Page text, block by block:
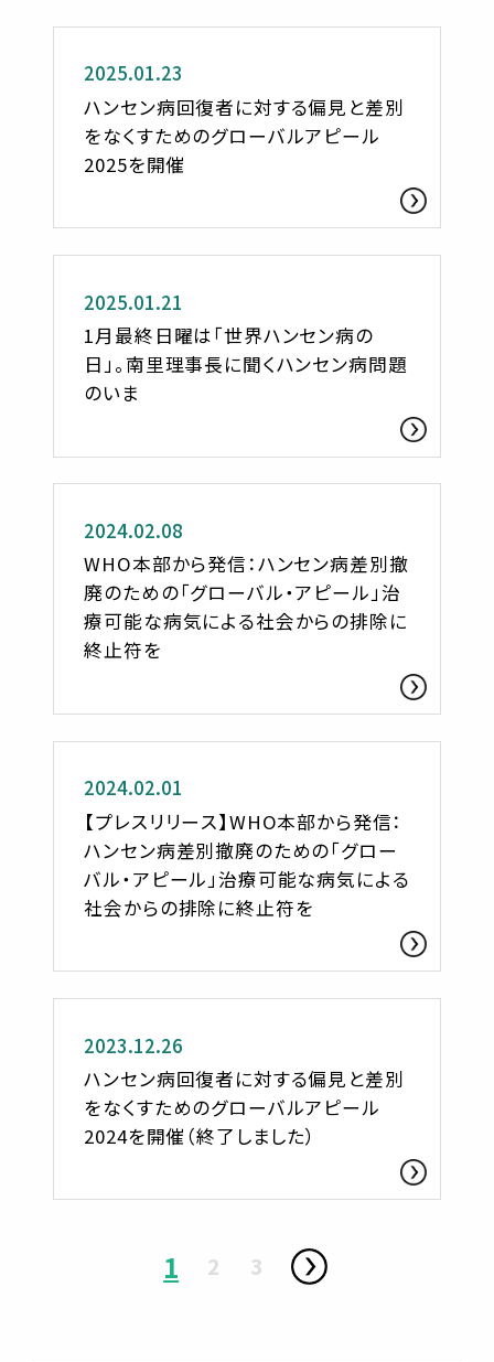
2025.01.23
ハンセン病回復者に対する偏見と差別
をなくすためのグローバルアピール
2025を開催
ささへるジャーナル
2025.01.21
1月最終日曜は「世界ハンセン病の
日」。南里理事長に聞くハンセン病問題
のいま
お知らせ
2024.02.08
WHO本部から発信：ハンセン病差別撤
廃のための「グローバル・アピール」治
療可能な病気による社会からの排除に
終止符を
お知らせ
2024.02.01
【プレスリリース】WHO本部から発信：
ハンセン病差別撤廃のための「グロー
バル・アピール」治療可能な病気による
社会からの排除に終止符を
お知らせ
2023.12.26
ハンセン病回復者に対する偏見と差別
をなくすためのグローバルアピール
2024を開催（終了しました）
1 2 3